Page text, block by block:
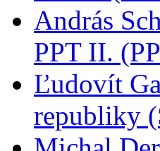
András
PPT II.
Ľudovít
republiky